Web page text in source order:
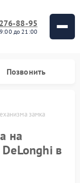
88-95
до 21:00
Позвонить
замка
на
в